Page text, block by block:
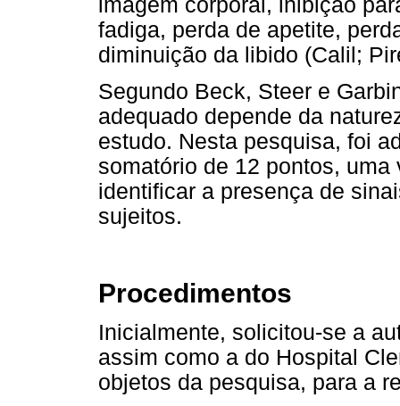
fadiga, perda de apetite,
diminuição da libido (Calil;
Segundo Beck, Steer e
adequado depende da
estudo. Nesta pesquisa, foi
somatório de 12 pontos,
identificar a presença de
sujeitos.
Procedimentos
Inicialmente, solicitou-se a
assim como a do Hospital
objetos da pesquisa, para a